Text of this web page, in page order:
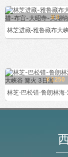
¥ 0
林芝进藏-雅鲁藏布大
¥ 1250
林芝-巴松错-鲁朗林海